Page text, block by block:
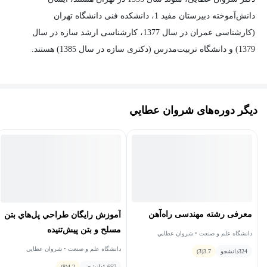
4- معرفی نشریه‌ی 139 5- مدل‌سازی عددی پل
9- عرض موثر دال پل تک‌عنصری از بار کامیون
دانش‌آموخته دبیرستان مفید 1، دانشکده فنی دانشگاه تهران
(کارشناسی عمران در سال 1377، کارشناسی ارشد سازه در سال
1379) و دانشگاه تربیت‌مدرس (دکتری سازه در سال 1385) هستند.
دیگر دوره‌های شروان عطايي
معرفی رشته مهندسی راه‌آهن
دانشگاه علم و صنعت • شروان عطايي
324دانشجو 3.7
(3)
آموزش رایگان طراحي پل‌هاي بتن
مسلح و بتن پیش‌تنیده
دانشگاه علم و صنعت • شروان عطايي